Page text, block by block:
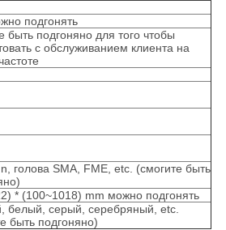
подгонять
быть подгоняно для того чтобы
с обслуживанием клиента на
голова SMA, FME, etc. (смогите быть
* (100~1018) mm можно подгонять
белый, серый, серебряный, etc.
быть подгоняно)